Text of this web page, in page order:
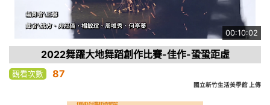
00:10:02
2022舞躍大地舞蹈創作比賽-佳作-蛩蛩距虛
觀看次數 87
國立新竹生活美學館 上傳